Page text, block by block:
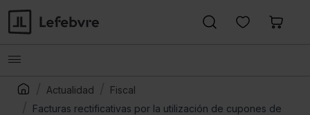
Actualidad
Fiscal
Facturas rectificativas por la utilización de cupones de